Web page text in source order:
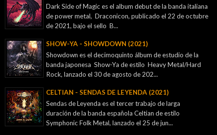
Dark Side of Magic es el album debut de la banda italiana
de power metal, Draconicon, publicado el 22 de octubre
de 2021, bajo el sello B...
SHOW-YA - SHOWDOWN (2021)
Showdown es el decimoquinto álbum de estudio de la
banda japonesa Show-Ya de estilo Heavy Metal/Hard
Rock, lanzado el 30 de agosto de 202...
CELTIAN - SENDAS DE LEYENDA (2021)
Sendas de Leyenda es el tercer trabajo de larga
duración de la banda española Celtian de estilo
Symphonic Folk Metal, lanzado el 25 de jun...